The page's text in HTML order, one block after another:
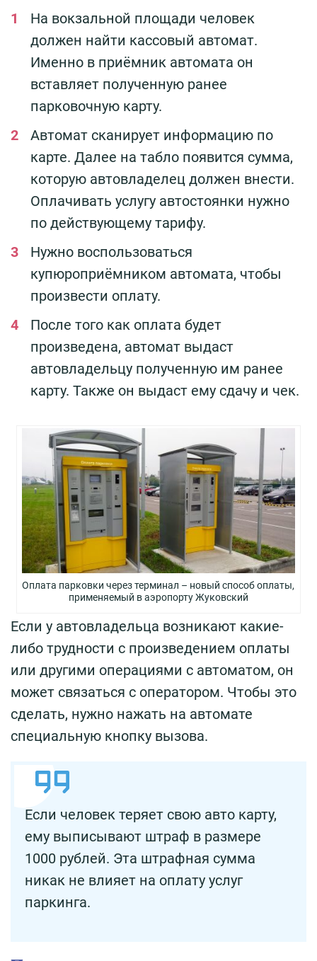
На вокзальной площади человек
должен найти кассовый автомат.
Именно в приёмник автомата он
вставляет полученную ранее
парковочную карту.
Автомат сканирует информацию по
карте. Далее на табло появится сумма,
которую автовладелец должен внести.
Оплачивать услугу автостоянки нужно
по действующему тарифу.
Нужно воспользоваться
купюроприёмником автомата, чтобы
произвести оплату.
После того как оплата будет
произведена, автомат выдаст
автовладельцу полученную им ранее
карту. Также он выдаст ему сдачу и чек.
Оплата парковки через терминал – новый способ оплаты,
применяемый в аэропорту Жуковский
Если у автовладельца возникают какие-
либо трудности с произведением оплаты
или другими операциями с автоматом, он
может связаться с оператором. Чтобы это
сделать, нужно нажать на автомате
специальную кнопку вызова.
Если человек теряет свою авто карту,
ему выписывают штраф в размере
1000 рублей. Эта штрафная сумма
никак не влияет на оплату услуг
паркинга.